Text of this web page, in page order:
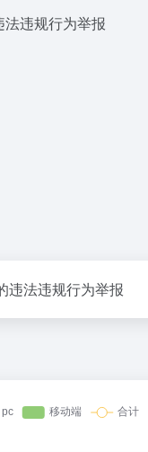
违规行为举报
违法违规行为举报